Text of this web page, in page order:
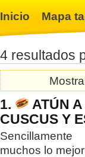
Inicio Mapa
4 resultados
1.
ATÚN
CUSCUS Y
muchos lo